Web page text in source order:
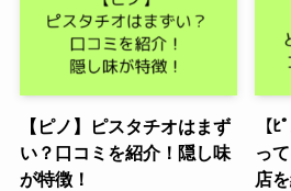
【ピノ】ピスタチオはまず
い？口コミを紹介！隠し味
が特徴！
【
っ
店